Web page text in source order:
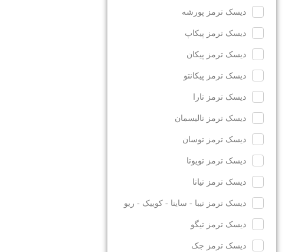
دیسک ترمز پورشه
دیسک ترمز پیکاپ
دیسک ترمز پیکان
دیسک ترمز پیکانتو
دیسک ترمز تارا
دیسک ترمز تالیسمان
دیسک ترمز توسان
دیسک ترمز تویوتا
دیسک ترمز تیانا
دیسک ترمز تیبا - ساینا - کوییک - ریو
دیسک ترمز تیگو
دیسک ترمز جک